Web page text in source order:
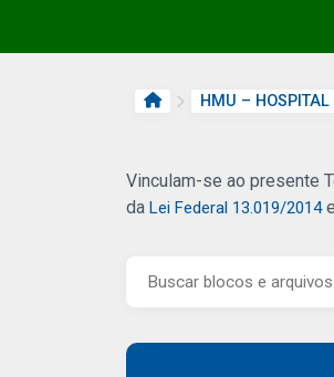
PÁGINA INICIAL
Vinculam-se ao presente
da Lei Federal 13.019/2014e